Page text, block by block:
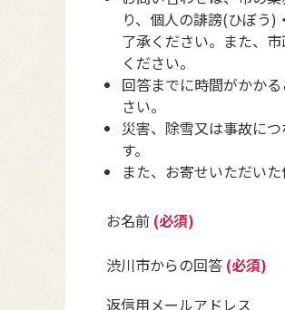
り、個人の誹謗(ひぼう
了承ください。また、
ください。
回答までに時間がかか
さい。
災害、除雪又は事故に
す。
また、お寄せいただい
お名前 (必須)
渋川市からの回答 (必須)
返信用メールアドレス